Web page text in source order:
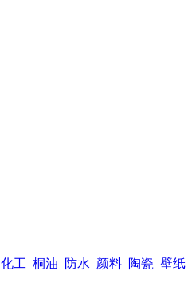
化工 桐油 防水 颜料 陶瓷 壁纸